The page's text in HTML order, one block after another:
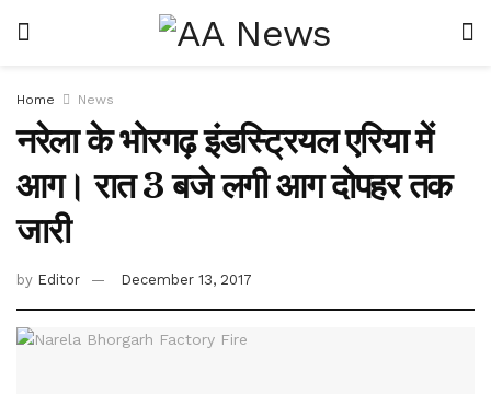
Home News
नरेला के भोरगढ़ इंडस्ट्रियल एरिया में
आग। रात 3 बजे लगी आग दोपहर तक
जारी
by Editor December 13, 2017